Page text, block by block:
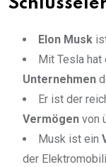
Elon Musk
Mit Tesla
Unternehmen
Er ist der
Vermögen von
Musk ist ein
der